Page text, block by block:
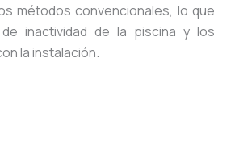
métodos convencionales, lo que
inactividad de la piscina y los
la instalación.